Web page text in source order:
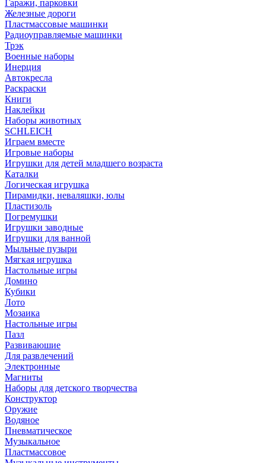
Гаражи, парковки
Железные дороги
Пластмассовые машинки
Радиоуправляемые машинки
Трэк
Военные наборы
Инерция
Автокресла
Раскраски
Книги
Наклейки
Наборы животных
SCHLEICH
Играем вместе
Игровые наборы
Игрушки для детей младшего возраста
Каталки
Логическая игрушка
Пирамидки, неваляшки, юлы
Пластизоль
Погремушки
Игрушки заводные
Игрушки для ванной
Мыльные пузыри
Мягкая игрушка
Настольные игры
Домино
Кубики
Лото
Мозаика
Настольные игры
Пазл
Развиваюшие
Для развлечений
Электронные
Магниты
Наборы для детского творчества
Конструктор
Оружие
Водяное
Пневматическое
Музыкальное
Пластмассовое